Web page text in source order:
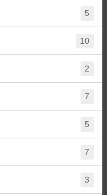
5
10
2
7
5
7
3